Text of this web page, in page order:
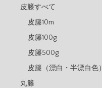
皮籐すべて
皮籐10m
皮籐100g
皮籐500g
皮籐（漂白・半漂白色）
丸籐